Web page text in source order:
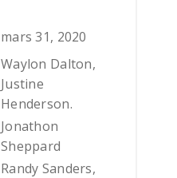
mars 31, 2020
Waylon Dalton,
Justine
Henderson.
Jonathon
Sheppard
Randy Sanders,